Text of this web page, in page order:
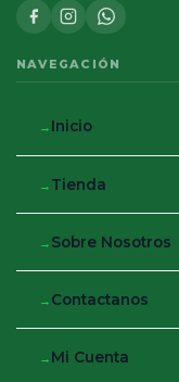
NAVEGACIÓN
Inicio
Tienda
Sobre Nosotros
Contactanos
Mi Cuenta